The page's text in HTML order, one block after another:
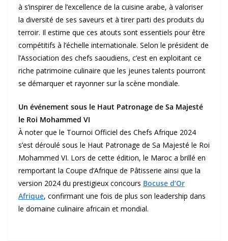
à s’inspirer de l’excellence de la cuisine arabe, à valoriser
la diversité de ses saveurs et à tirer parti des produits du
terroir. Il estime que ces atouts sont essentiels pour être
compétitifs à l’échelle internationale. Selon le président de
l’Association des chefs saoudiens, c’est en exploitant ce
riche patrimoine culinaire que les jeunes talents pourront
se démarquer et rayonner sur la scène mondiale.
Un événement sous le Haut Patronage de Sa Majesté
le Roi Mohammed VI
À noter que le Tournoi Officiel des Chefs Afrique 2024
s’est déroulé sous le Haut Patronage de Sa Majesté le Roi
Mohammed VI. Lors de cette édition, le Maroc a brillé en
remportant la Coupe d’Afrique de Pâtisserie ainsi que la
version 2024 du prestigieux concours Bocuse d’Or
Afrique, confirmant une fois de plus son leadership dans
le domaine culinaire africain et mondial.